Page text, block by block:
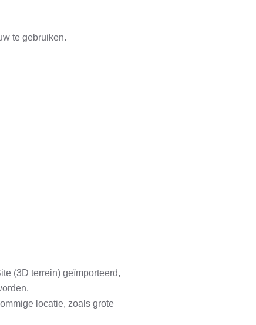
te gebruiken.
(3D terrein) geïmporteerd,
locatie, zoals grote